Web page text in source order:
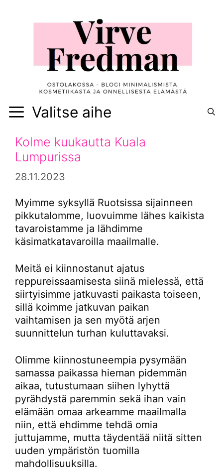
Valitse aihe
Kolme kuukautta Kuala
Lumpurissa
28.11.2023
Myimme syksyllä Ruotsissa sijainneen
pikkutalomme, luovuimme lähes kaikista
tavaroistamme ja lähdimme
käsimatkatavaroilla maailmalle.
Meitä ei kiinnostanut ajatus
reppureissaamisesta siinä mielessä, että
siirtyisimme jatkuvasti paikasta toiseen,
sillä koimme jatkuvan paikan
vaihtamisen ja sen myötä arjen
suunnittelun turhan kuluttavaksi.
Olimme kiinnostuneempia pysymään
samassa paikassa hieman pidemmän
aikaa, tutustumaan siihen lyhyttä
pyrähdystä paremmin sekä ihan vain
elämään omaa arkeamme maailmalla
niin, että ehdimme tehdä omia
juttujamme, mutta täydentää niitä sitten
uuden ympäristön tuomilla
mahdollisuuksilla.